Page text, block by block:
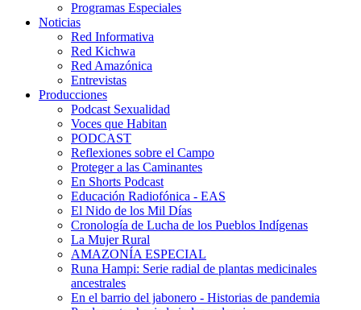
Programas Especiales
Noticias
Red Informativa
Red Kichwa
Red Amazónica
Entrevistas
Producciones
Podcast Sexualidad
Voces que Habitan
PODCAST
Reflexiones sobre el Campo
Proteger a las Caminantes
En Shorts Podcast
Educación Radiofónica - EAS
El Nido de los Mil Días
Cronología de Lucha de los Pueblos Indígenas
La Mujer Rural
AMAZONÍA ESPECIAL
Runa Hampi: Serie radial de plantas medicinales
ancestrales
En el barrio del jabonero - Historias de pandemia